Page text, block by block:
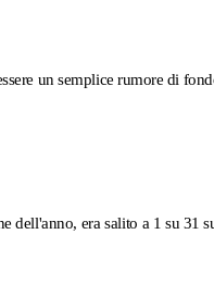
un semplice rumore di
era salito a 1 su